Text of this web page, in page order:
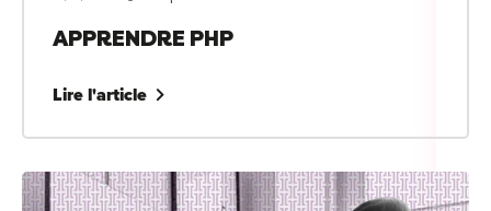
APPRENDRE PHP
Lire l'article